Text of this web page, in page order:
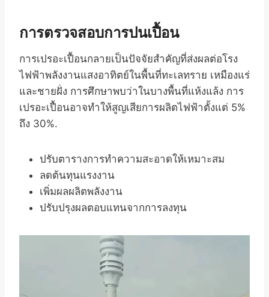
การตรวจสอบการปนเปื้อน
การเปรอะเปื้อนกลายเป็นปัจจัยสำคัญที่ส่งผลต่อโรง
ไฟฟ้าพลังงานแสงอาทิตย์ในพื้นที่ทะเลทราย เหมืองแร่
และชายฝั่ง การศึกษาพบว่าในบางพื้นที่แห้งแล้ง การ
เปรอะเปื้อนอาจทำให้สูญเสียการผลิตไฟฟ้าตั้งแต่ 5%
ถึง 30%.
ปรับตารางการทำความสะอาดให้เหมาะสม
ลดต้นทุนแรงงาน
เพิ่มผลผลิตพลังงาน
ปรับปรุงผลตอบแทนจากการลงทุน